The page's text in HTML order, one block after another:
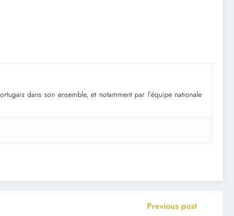
dans son ensemble, et notamment par l’équipe nationale
Previous post